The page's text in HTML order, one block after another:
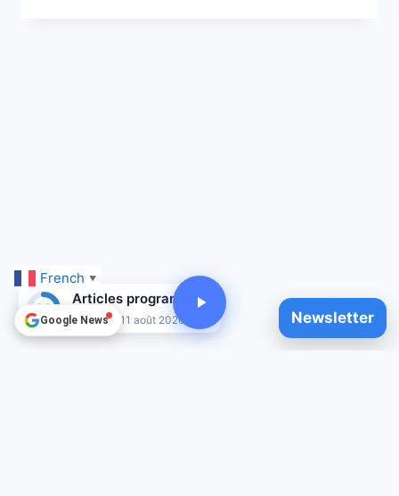
Newsletter
French ▼
20
Articles programmés
Jusqu'au 11 août 2026
Google News